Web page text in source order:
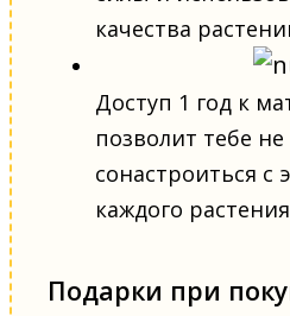
качества
Доступ 1 год к
позволит тебе
сонастроиться с
каждого
Подарки при